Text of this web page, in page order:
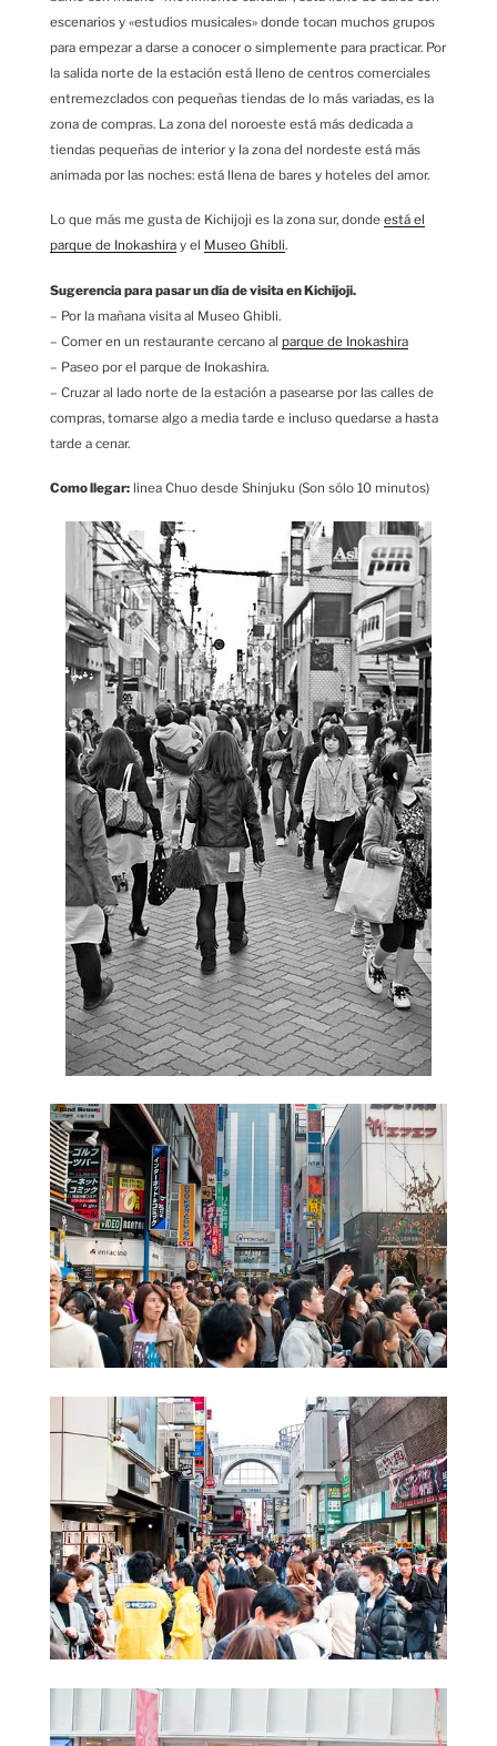
escenarios y «estudios musicales» donde tocan muchos grupos
para empezar a darse a conocer o simplemente para practicar. Por
la salida norte de la estación está lleno de centros comerciales
entremezclados con pequeñas tiendas de lo más variadas, es la
zona de compras. La zona del noroeste está más dedicada a
tiendas pequeñas de interior y la zona del nordeste está más
animada por las noches: está llena de bares y hoteles del amor.
Lo que más me gusta de Kichijoji es la zona sur, donde está el
parque de Inokashira y el Museo Ghibli.
Sugerencia para pasar un día de visita en Kichijoji.
– Por la mañana visita al Museo Ghibli.
– Comer en un restaurante cercano al parque de Inokashira
– Paseo por el parque de Inokashira.
– Cruzar al lado norte de la estación a pasearse por las calles de
compras, tomarse algo a media tarde e incluso quedarse a hasta
tarde a cenar.
Como llegar: linea Chuo desde Shinjuku (Son sólo 10 minutos)